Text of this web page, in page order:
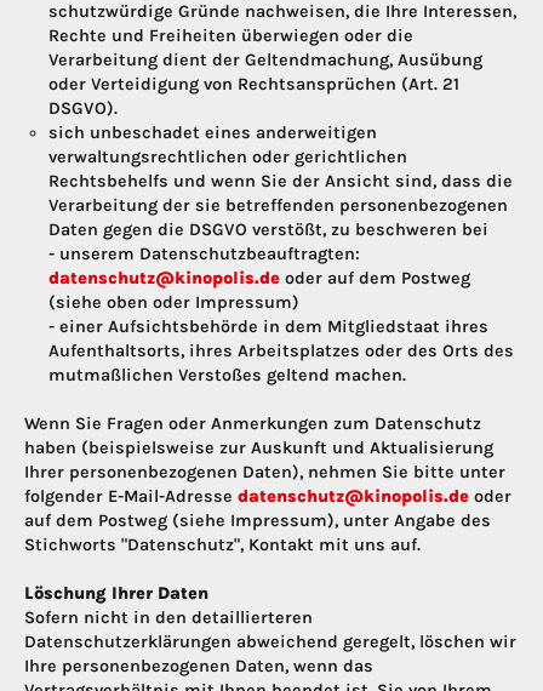
schutzwürdige Gründe nachweisen, die Ihre Interessen,
Rechte und Freiheiten überwiegen oder die
Verarbeitung dient der Geltendmachung, Ausübung
oder Verteidigung von Rechtsansprüchen (Art. 21
DSGVO).
sich unbeschadet eines anderweitigen
verwaltungsrechtlichen oder gerichtlichen
Rechtsbehelfs und wenn Sie der Ansicht sind, dass die
Verarbeitung der sie betreffenden personenbezogenen
Daten gegen die DSGVO verstößt, zu beschweren bei
- unserem Datenschutzbeauftragten:
datenschutz@kinopolis.de oder auf dem Postweg
(siehe oben oder Impressum)
- einer Aufsichtsbehörde in dem Mitgliedstaat ihres
Aufenthaltsorts, ihres Arbeitsplatzes oder des Orts des
mutmaßlichen Verstoßes geltend machen.
Wenn Sie Fragen oder Anmerkungen zum Datenschutz
haben (beispielsweise zur Auskunft und Aktualisierung
Ihrer personenbezogenen Daten), nehmen Sie bitte unter
folgender E-Mail-Adresse datenschutz@kinopolis.de oder
auf dem Postweg (siehe Impressum), unter Angabe des
Stichworts "Datenschutz", Kontakt mit uns auf.
Löschung Ihrer Daten
Sofern nicht in den detaillierteren
Datenschutzerklärungen abweichend geregelt, löschen wir
Ihre personenbezogenen Daten, wenn das